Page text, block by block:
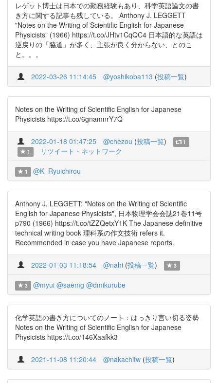
レゲット博士は日本での勤務経験もあり、科学英語論文の書
き方に関する記事も残している。 Anthony J. LEGGETT
"Notes on the Writing of Scientific English for Japanese
Physicists" (1966) https://t.co/JHtv1CqQC4 日本語的な英語は
逆戻りの「脇道」が多く、主張が良く分からない、とのこ
と。。。
2022-03-26 11:14:45 @yoshikoba113 (投稿一覧)
Notes on the Writing of Scientific English for Japanese
Physicists https://t.co/6gnamnrY7Q
2022-01-18 01:47:25 @chezou (投稿一覧)
1
1
リツイート・ネットワーク
1 @K_Ryuichirou
Anthony J. LEGGETT: "Notes on the Writing of Scientific
English for Japanese Physicists", 日本物理学会会誌21巻11号
p790 (1966) https://t.co/tZZQetxY1K The Japanese definitive
technical writing book 理科系の作文技術 refers it.
Recommended in case you have Japanese reports.
2022-01-03 11:18:54 @nahi (投稿一覧) 3
3 @myui @saemg @dmikurube
化学英語の書き方についてのノート：はっきり言い切る姿勢
Notes on the Writing of Scientific English for Japanese
Physicists https://t.co/146Xaafkk3
2021-11-08 11:20:44 @nakachitw (投稿一覧)